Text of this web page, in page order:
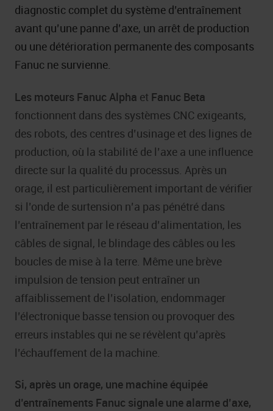
diagnostic complet du système d’entraînement
avant qu’une panne d’axe, un arrêt de production
ou une détérioration permanente des composants
Fanuc ne survienne.
Les moteurs Fanuc Alpha et Fanuc Beta
fonctionnent dans des systèmes CNC exigeants,
des robots, des centres d’usinage et des lignes de
production, où la stabilité de l’axe a une influence
directe sur la qualité du processus. Après un
orage, il est particulièrement important de vérifier
si l’onde de surtension n’a pas pénétré dans
l’entraînement par le réseau d’alimentation, les
câbles de signal, le blindage des câbles ou les
boucles de mise à la terre. Même une brève
impulsion de tension peut entraîner un
affaiblissement de l’isolation, endommager
l’électronique basse tension ou provoquer des
erreurs instables qui ne se révèlent qu’après
l’échauffement de la machine.
Si, après un orage, une machine équipée
d’entraînements Fanuc signale une alarme d’axe,